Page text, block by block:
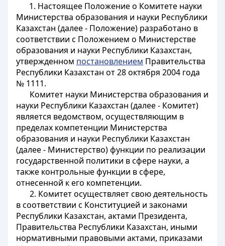
1. Настоящее Положение о Комитете науки
Министерства образования и науки Республики
Казахстан (далее - Положение) разработано в
соответствии с Положением о Министерстве
образования и науки Республики Казахстан,
утвержденном постановлением Правительства
Республики Казахстан от 28 октября 2004 года
№ 1111.
Комитет науки Министерства образования и
науки Республики Казахстан (далее - Комитет)
является ведомством, осуществляющим в
пределах компетенции Министерства
образования и науки Республики Казахстан
(далее - Министерство) функции по реализации
государственной политики в сфере науки, а
также контрольные функции в сфере,
отнесенной к его компетенции.
2. Комитет осуществляет свою деятельность
в соответствии с Конституцией и законами
Республики Казахстан, актами Президента,
Правительства Республики Казахстан, иными
нормативными правовыми актами, приказами